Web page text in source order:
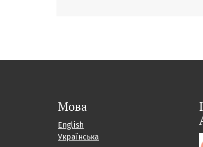
Мова
English
Українська